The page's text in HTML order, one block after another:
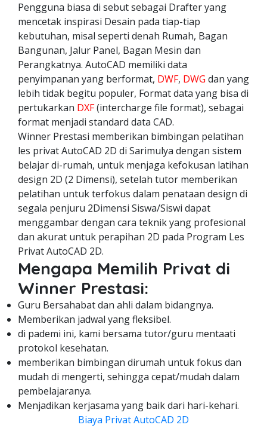
Pengguna biasa di sebut sebagai Drafter yang
mencetak inspirasi Desain pada tiap-tiap
kebutuhan, misal seperti denah Rumah, Bagan
Bangunan, Jalur Panel, Bagan Mesin dan
Perangkatnya. AutoCAD memiliki data
penyimpanan yang berformat, DWF, DWG dan yang
lebih tidak begitu populer, Format data yang bisa di
pertukarkan DXF(intercharge file format), sebagai
format menjadi standard data CAD.
Winner Prestasi memberikan bimbingan pelatihan
les privat AutoCAD 2D di Sarimulya dengan sistem
belajar di-rumah, untuk menjaga kefokusan latihan
design 2D (2 Dimensi), setelah tutor memberikan
pelatihan untuk terfokus dalam penataan design di
segala penjuru 2Dimensi Siswa/Siswi dapat
menggambar dengan cara teknik yang profesional
dan akurat untuk perapihan 2D pada Program Les
Privat AutoCAD 2D.
Mengapa Memilih Privat di
Winner Prestasi:
Guru Bersahabat dan ahli dalam bidangnya.
Memberikan jadwal yang fleksibel.
di pademi ini, kami bersama tutor/guru mentaati
protokol kesehatan.
memberikan bimbingan dirumah untuk fokus dan
mudah di mengerti, sehingga cepat/mudah dalam
pembelajaranya.
Menjadikan kerjasama yang baik dari hari-kehari.
Biaya Privat AutoCAD 2D